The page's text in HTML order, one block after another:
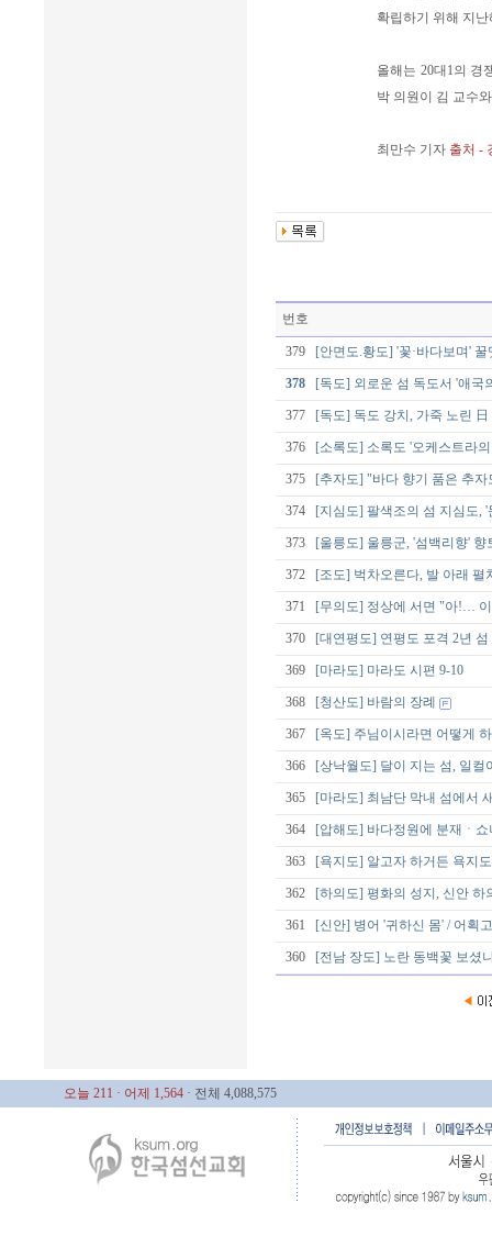
확립하기 위해 지
올해는 20대1의 경
박 의원이 김 교수
최만수 기자 출처 -
번호
379 [안면도.황도] '꽃·바다보며'
378 [독도] 외로운 섬 독도서 '애국
377 [독도] 독도 강치, 가죽 노린
376 [소록도] 소록도 '오케스트라
375 [추자도] "바다 향기 품은 추자
374 [지심도] 팔색조의 섬 지심도, '
373 [울릉도] 울릉군, '섬백리향' 향
372 [조도] 벅차오른다, 발 아래 펼
371 [무의도] 정상에 서면 "아!…
370 [대연평도] 연평도 포격 2년
369 [마라도] 마라도 시편 9-10
368 [청산도] 바람의 장례
367 [옥도] 주님이시라면 어떻게
366 [상낙월도] 달이 지는 섬, 일컬
365 [마라도] 최남단 막내 섬에서
364 [압해도] 바다정원에 분재ㆍ
363 [욕지도] 알고자 하거든 욕지
362 [하의도] 평화의 성지, 신안 하
361 [신안] 병어 '귀하신 몸' / 어획
360 [전남 장도] 노란 동백꽃 보셨
오늘 211 · 어제 1,564 · 전체 4,088,575